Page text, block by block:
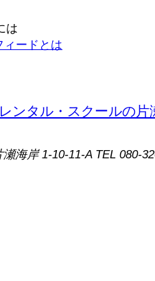
は
ィードとは
ンタル・スクールの片
海岸 1-10-11-A TEL 080-